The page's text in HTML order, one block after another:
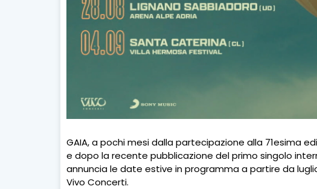
GAIA, a pochi mesi dalla partecipazione alla 71esima
e dopo la recente pubblicazione del primo singolo
annuncia le date estive in programma a partire da
Vivo Concerti.